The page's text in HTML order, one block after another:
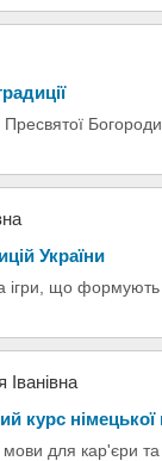
України
ігри, що
Іванівна
курс
для кар'єри